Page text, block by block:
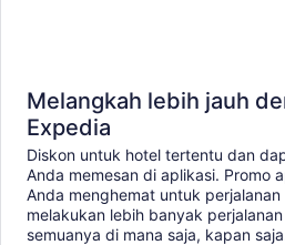
Melangkah lebih jauh
Expedia
Diskon untuk hotel tertentu dan
Anda memesan di aplikasi. Promo
Anda menghemat untuk
melakukan lebih banyak
semuanya di mana saja, kapan